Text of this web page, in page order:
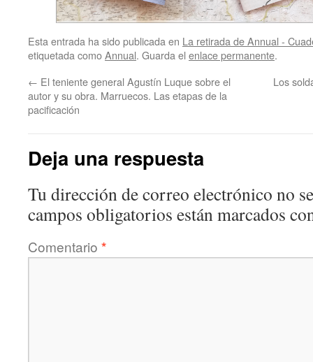
Esta entrada ha sido publicada en La retirada de Annual -
etiquetada comoAnnual. Guarda el enlace permanente.
← El teniente general Agustín Luque sobre el
autor y su obra. Marruecos. Las etapas de la
pacificación
Los
Deja una respuesta
Tu dirección de correo electrónico no
campos obligatorios están marcados
Comentario *